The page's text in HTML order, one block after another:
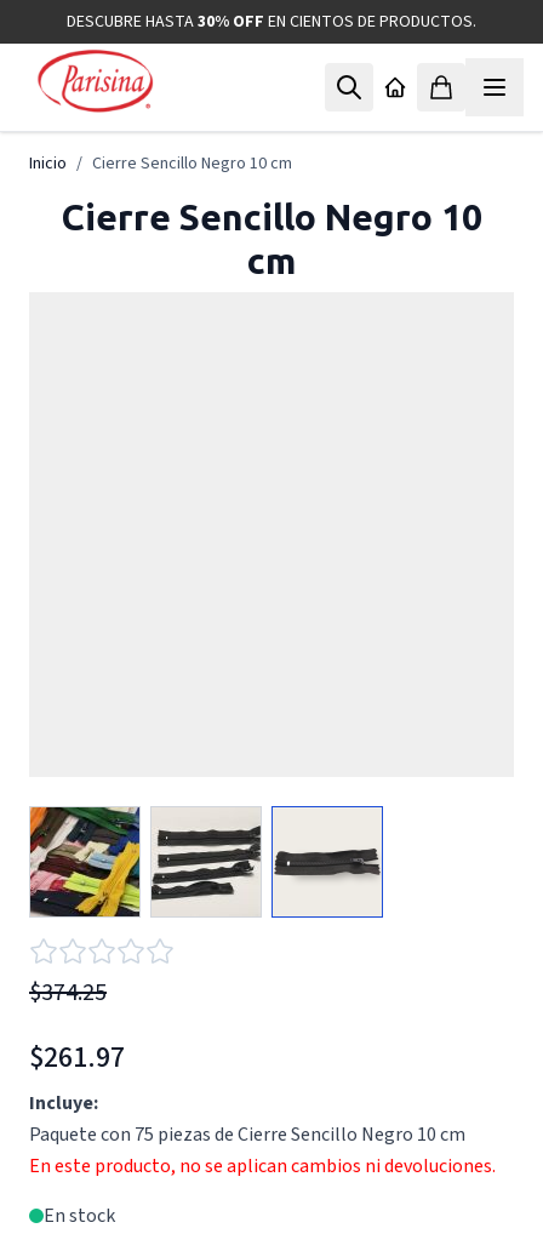
Ir al contenidoDESCUBRE HASTA30% OFF EN CIENTOS DE PRODUCTOS.
Inicio / Cierre Sencillo Negro 10 cm
Cierre Sencillo Negro 10
cm
View larger imageView larger image
$374.25
$261.97
Incluye:
Paquete con 75 piezas de Cierre Sencillo Negro 10 cm
En este producto, no se aplican cambios ni devoluciones.
En stock